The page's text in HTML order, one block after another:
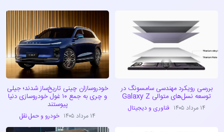
بررسی رویکرد مهندسی سامسونگ در
توسعه نسل‌های متوالی Galaxy Z
۱۴ مرداد ۱۴۰۵ فناوری و دیجیتال
خودروسازان چینی تاریخ‌ساز شدند؛ جیلی
و چری به جمع ۱۰ غول خودروسازی دنیا
پیوستند
۱۴ مرداد ۱۴۰۵ خودرو و حمل نقل